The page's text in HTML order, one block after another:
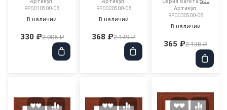
RP0010500-08
В наличии
330 ₽2 006 ₽
RP0020500-08
В наличии
368 ₽2 149 ₽
Артикул:
RP0030500-08
В наличии
365 ₽2 138 ₽